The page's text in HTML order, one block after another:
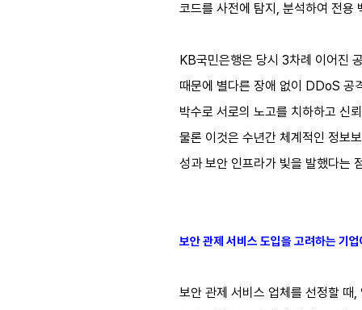
코드를 사전에 탐지, 분석하여 전용
KB국민은행은 당시 3차례 이어진
때문에 별다른 장애 없이 DDoS 공
박수로 서로의 노고를 치하하고 신
물론 이것은 수년간 체계적인 정보
성과 보안 인프라가 빛을 발했다는
보안 관제 서비스 도입을 고려하는 기
보안 관제 서비스 업체를 선정할 때